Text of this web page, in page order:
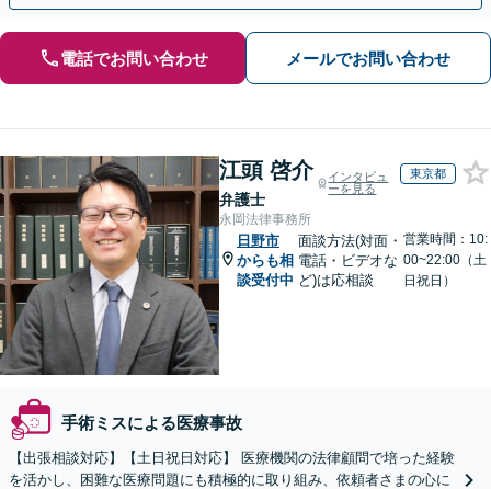
電話でお問い合わせ メールでお問い合わせ
江頭 啓介
弁護士
インタビュ
ーを見る
東京都
永岡法律事務所
日野市
からも相
談受付中
面談方法(対面・
電話・ビデオな
ど)は応相談
営業時間：10:
00~22:00（土
日祝日）
手術ミスによる医療事故
【出張相談対応】【土日祝日対応】 医療機関の法律顧問で培った経験
を活かし、困難な医療問題にも積極的に取り組み、依頼者さまの心に